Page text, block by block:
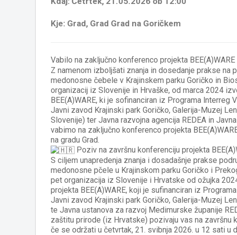
Kje: Grad, Grad Grad na Goričkem
Vabilo na zaključno konferenco projekta
Z namenom izboljšati znanja in dosedanje prakse na
medonosne čebele v Krajinskem parku Goričko in
organizacij iz Slovenije in Hrvaške, od marca 2024
BEE(A)WARE, ki je sofinanciran iz Programa lnterreg
Javni zavod Krajinski park Goričko, Galerija-Muzej
Slovenije) ter Javna razvojna agencija REDEA in
vabimo na zaključno konferenco projekta
na gradu Grad.
Poziv na završnu konferenciju projekta
S ciljem unapredenja znanja i dosadašnje prakse
medonosne pčele u Krajinskom parku Goričko i
pet organizacija iz Slovenije i Hrvatske od ožujka
projekta BEE(A)WARE, koji je sufinanciran iz
Javni zavod Krajinski park Goričko, Galerija-Muzej
te Javna ustanova za razvoj Medimurske županije
zaštitu prirode (iz Hrvatske) pozivaju vas na završnu
če se održati u četvrtak, 21. svibnja 2026. u 12 sati u